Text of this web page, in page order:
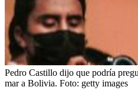
Pedro Castillo dijo que podría
mar a Bolivia. Foto: getty images